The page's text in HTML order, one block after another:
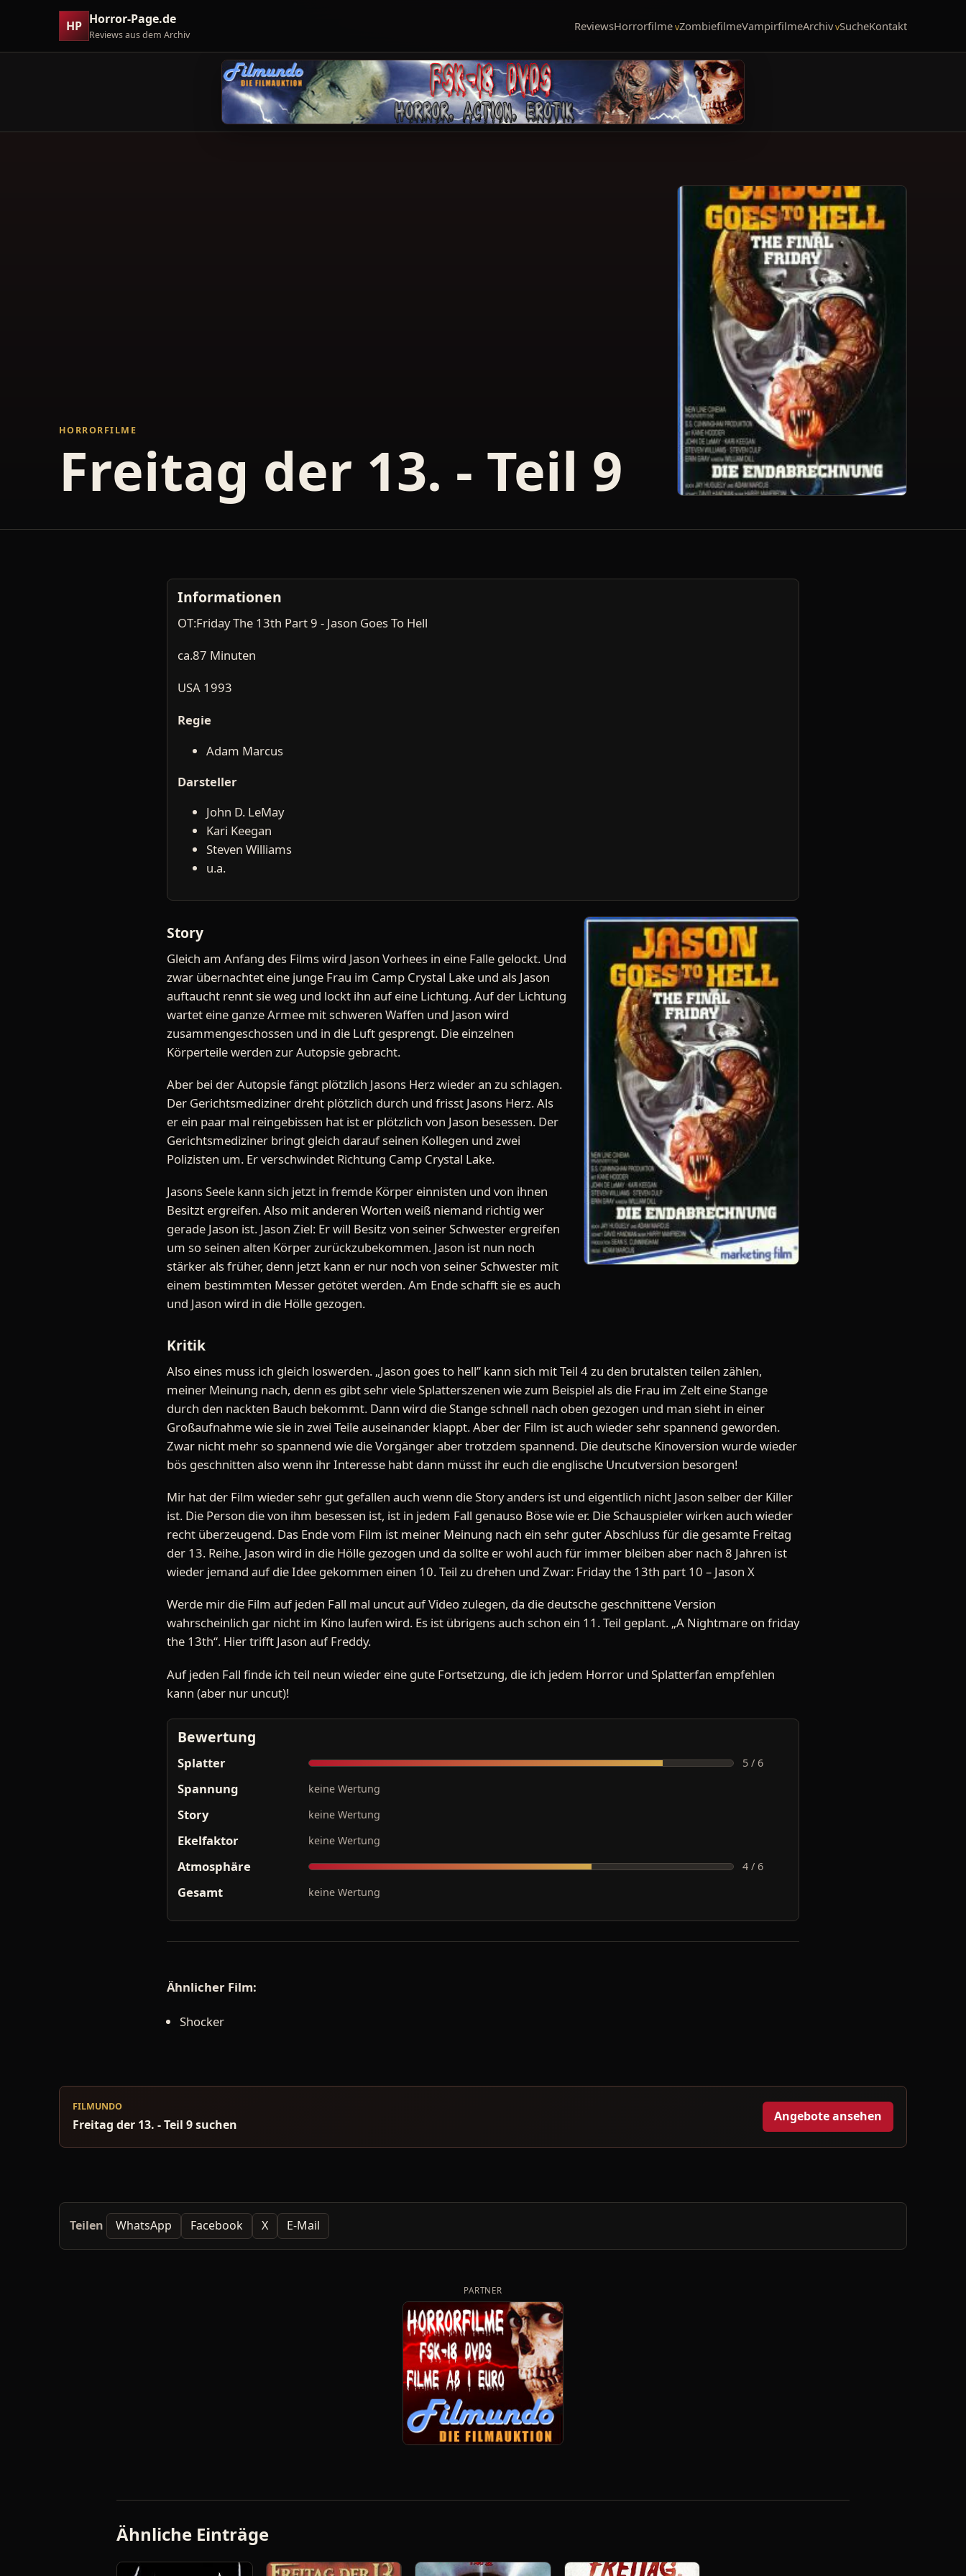
HP Horror-Page.de
Reviews aus dem Archiv
ReviewsHorrorfilme ZombiefilmeVampirfilmeArchiv SucheKontakt
HORRORFILME
Freitag der 13. - Teil 9
Informationen
OT:Friday The 13th Part 9 - Jason Goes To Hell
ca.87 Minuten
USA 1993
Regie
Adam Marcus
Darsteller
John D. LeMay
Kari Keegan
Steven Williams
u.a.
Story
Gleich am Anfang des Films wird Jason Vorhees in eine Falle gelockt. Und
zwar übernachtet eine junge Frau im Camp Crystal Lake und als Jason
auftaucht rennt sie weg und lockt ihn auf eine Lichtung. Auf der Lichtung
wartet eine ganze Armee mit schweren Waffen und Jason wird
zusammengeschossen und in die Luft gesprengt. Die einzelnen
Körperteile werden zur Autopsie gebracht.
Aber bei der Autopsie fängt plötzlich Jasons Herz wieder an zu schlagen.
Der Gerichtsmediziner dreht plötzlich durch und frisst Jasons Herz. Als
er ein paar mal reingebissen hat ist er plötzlich von Jason besessen. Der
Gerichtsmediziner bringt gleich darauf seinen Kollegen und zwei
Polizisten um. Er verschwindet Richtung Camp Crystal Lake.
Jasons Seele kann sich jetzt in fremde Körper einnisten und von ihnen
Besitzt ergreifen. Also mit anderen Worten weiß niemand richtig wer
gerade Jason ist. Jason Ziel: Er will Besitz von seiner Schwester ergreifen
um so seinen alten Körper zurückzubekommen. Jason ist nun noch
stärker als früher, denn jetzt kann er nur noch von seiner Schwester mit
einem bestimmten Messer getötet werden. Am Ende schafft sie es auch
und Jason wird in die Hölle gezogen.
Kritik
Also eines muss ich gleich loswerden. „Jason goes to hell” kann sich mit Teil 4 zu den brutalsten teilen zählen,
meiner Meinung nach, denn es gibt sehr viele Splatterszenen wie zum Beispiel als die Frau im Zelt eine Stange
durch den nackten Bauch bekommt. Dann wird die Stange schnell nach oben gezogen und man sieht in einer
Großaufnahme wie sie in zwei Teile auseinander klappt. Aber der Film ist auch wieder sehr spannend geworden.
Zwar nicht mehr so spannend wie die Vorgänger aber trotzdem spannend. Die deutsche Kinoversion wurde wieder
bös geschnitten also wenn ihr Interesse habt dann müsst ihr euch die englische Uncutversion besorgen!
Mir hat der Film wieder sehr gut gefallen auch wenn die Story anders ist und eigentlich nicht Jason selber der Killer
ist. Die Person die von ihm besessen ist, ist in jedem Fall genauso Böse wie er. Die Schauspieler wirken auch wieder
recht überzeugend. Das Ende vom Film ist meiner Meinung nach ein sehr guter Abschluss für die gesamte Freitag
der 13. Reihe. Jason wird in die Hölle gezogen und da sollte er wohl auch für immer bleiben aber nach 8 Jahren ist
wieder jemand auf die Idee gekommen einen 10. Teil zu drehen und Zwar: Friday the 13th part 10 – Jason X
Werde mir die Film auf jeden Fall mal uncut auf Video zulegen, da die deutsche geschnittene Version
wahrscheinlich gar nicht im Kino laufen wird. Es ist übrigens auch schon ein 11. Teil geplant. „A Nightmare on friday
the 13th“. Hier trifft Jason auf Freddy.
Auf jeden Fall finde ich teil neun wieder eine gute Fortsetzung, die ich jedem Horror und Splatterfan empfehlen
kann (aber nur uncut)!
Bewertung
Splatter 5 / 6
Spannung keine Wertung
Story keine Wertung
Ekelfaktor keine Wertung
Atmosphäre 4 / 6
Gesamt keine Wertung
Ähnlicher Film:
Shocker
FILMUNDO
Freitag der 13. - Teil 9 suchen
Angebote ansehen
Teilen WhatsApp Facebook X E-Mail
PARTNER
Ähnliche Einträge